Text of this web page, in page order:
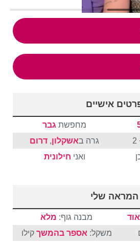
אישיים
מחפשת גבר
גרה באשקלון, דרום
ואני חילונית
המראה שלי
מבנה גוף: מלא
משקל: אספר בהמשך קילו